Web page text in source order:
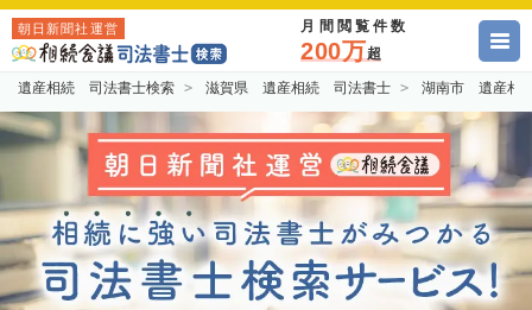
朝日新聞社運営 月間閲覧件数
200万超
遺産相続 司法書士検索 滋賀県 遺産相続 司法書士 湖南市 遺産相